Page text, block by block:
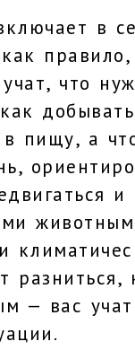
в
что
пищу, а
— вас